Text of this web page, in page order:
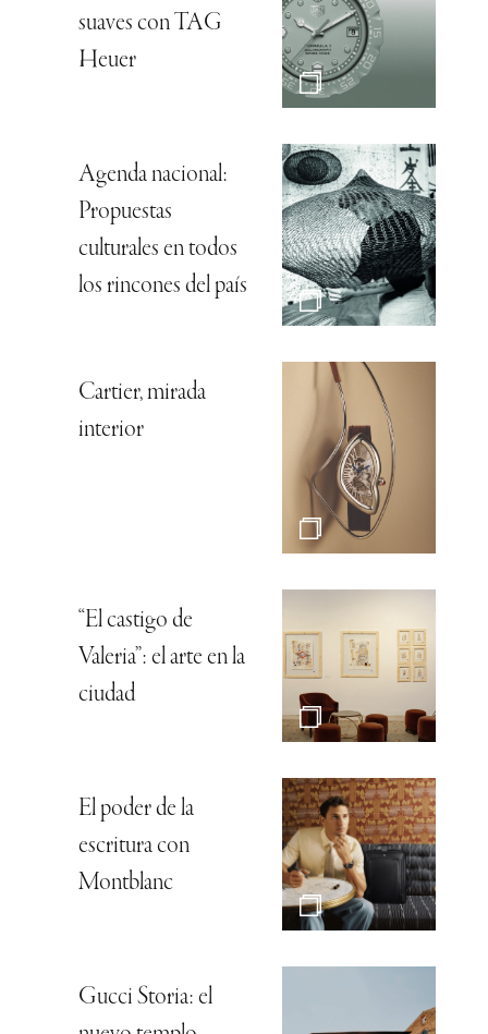
suaves con TAG
Heuer
Agenda nacional:
Propuestas
culturales en todos
los rincones del país
Cartier, mirada
interior
“El castigo de
Valeria”: el arte en la
ciudad
El poder de la
escritura con
Montblanc
Gucci Storia: el